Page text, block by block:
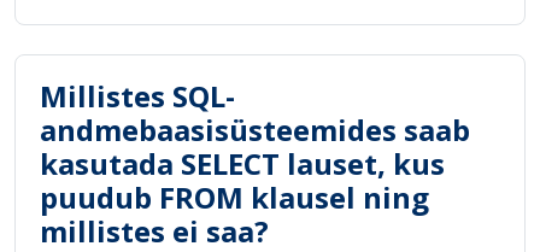
Millistes SQL-
andmebaasisüsteemides saab
kasutada SELECT lauset, kus
puudub FROM klausel ning
millistes ei saa?